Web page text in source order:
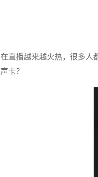
直播越来越火热，很多人
卡？